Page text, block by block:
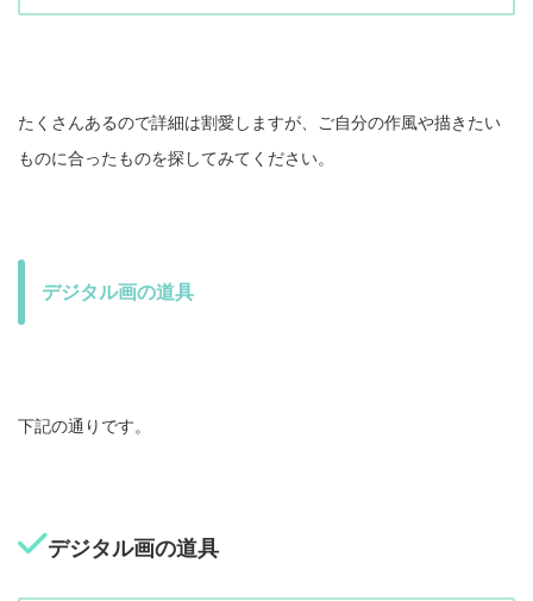
たくさんあるので詳細は割愛しますが、ご自分の作風や描きたい
ものに合ったものを探してみてください。
デジタル画の道具
下記の通りです。
デジタル画の道具